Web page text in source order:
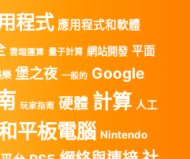
程式 應用程式和軟體
雲端運算 量子計算 網站開發 平面
堡之夜 一般的 Google
玩家指南 硬體 計算 人工
平板電腦 Nintendo